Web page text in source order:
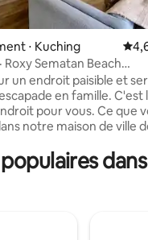
la base de 74
⋅ Kuching
Roxy Sematan Beach
Deluxe 11
un endroit paisible et
en famille. C'est
pour vous. Ce que
notre maison de ville
une longue table
de barbecue, un décor